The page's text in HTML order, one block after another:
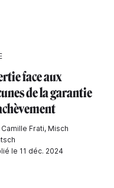
face aux
de la garantie
Camille Frati, Misch
le 11 déc. 2024